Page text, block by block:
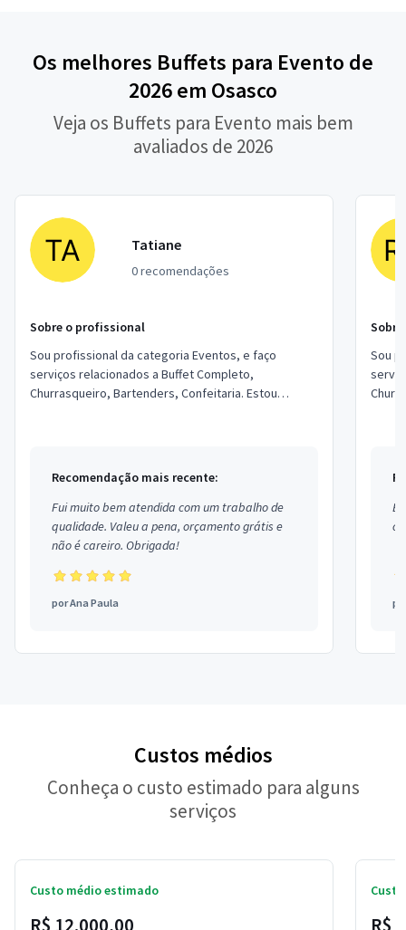
Os melhores Buffets para Evento de
2026 em Osasco
Veja os Buffets para Evento mais bem
avaliados de 2026
Tatiane
0 recomendações
Sobre o profissional
Sou profissional da categoria Eventos, e faço
serviços relacionados a Buffet Completo,
Churrasqueiro, Bartenders, Confeitaria. Estou
Recomendação mais recente:
Fui muito bem atendida com um trabalho de
qualidade. Valeu a pena, orçamento grátis e
não é careiro. Obrigada!
porAna Paula
Sou
Custos médios
Conheça o custo estimado para alguns
serviços
Custo médio estimado
R$ 12.000,00 R$